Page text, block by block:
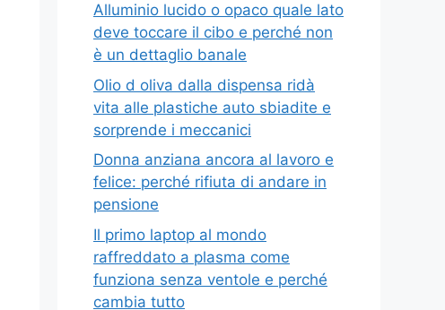
Alluminio lucido o opaco quale lato
deve toccare il cibo e perché non
è un dettaglio banale
Olio d oliva dalla dispensa ridà
vita alle plastiche auto sbiadite e
sorprende i meccanici
Donna anziana ancora al lavoro e
felice: perché rifiuta di andare in
pensione
Il primo laptop al mondo
raffreddato a plasma come
funziona senza ventole e perché
cambia tutto